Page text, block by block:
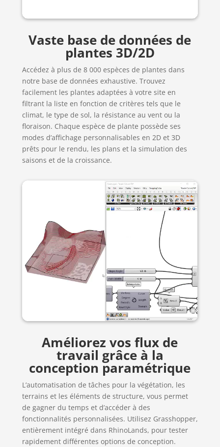
Vaste base de données de
plantes 3D/2D
Accédez à plus de 8 000 espèces de plantes dans
notre base de données exhaustive. Trouvez
facilement les plantes adaptées à votre site en
filtrant la liste en fonction de critères tels que le
climat, le type de sol, la résistance au vent ou la
floraison. Chaque espèce de plante possède ses
modes d’affichage personnalisables en 2D et 3D
prêts pour le rendu, les plans et la simulation des
saisons et de la croissance.
Améliorez vos flux de
travail grâce à la
conception paramétrique
L’automatisation de tâches pour la végétation, les
terrains et les éléments de structure, vous permet
de gagner du temps et d’accéder à des
fonctionnalités personnalisées. Utilisez Grasshopper,
entièrement intégré dans RhinoLands, pour tester
rapidement différentes options de conception.